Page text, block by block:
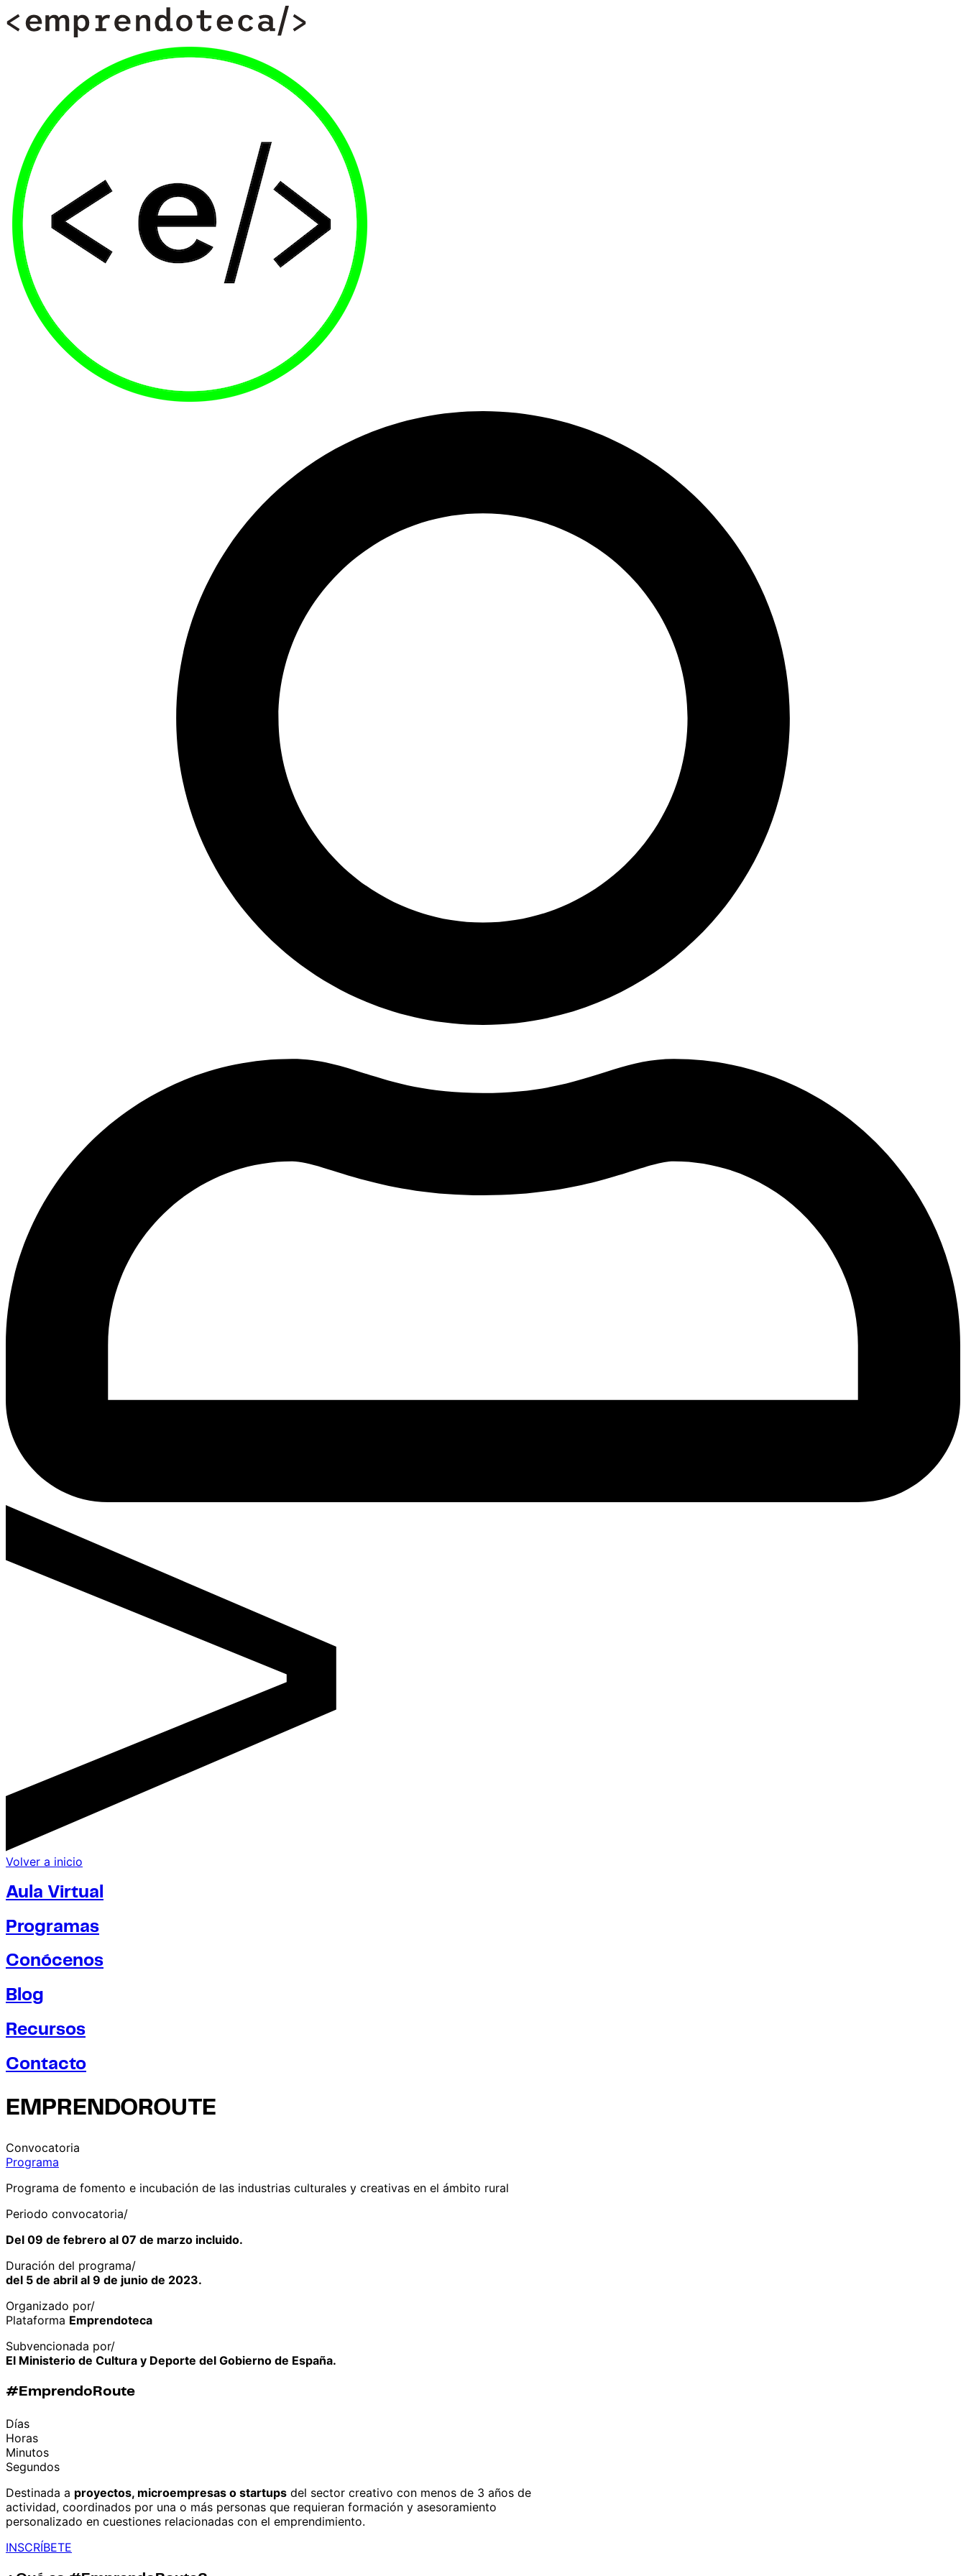
Volver a inicio
Aula Virtual
Programas
Conócenos
Blog
Recursos
Contacto
EMPRENDOROUTE
Convocatoria
Programa
Programa de fomento e incubación de las industrias culturales y creativas en el ámbito rural
Periodo convocatoria/
Del 09 de febrero al 07 de marzo incluido.
Duración del programa/
del 5 de abril al 9 de junio de 2023.
Organizado por/
Plataforma Emprendoteca
Subvencionada por/
El Ministerio de Cultura y Deporte del Gobierno de España.
#EmprendoRoute
Días
Horas
Minutos
Segundos
Destinada a proyectos, microempresas o startups del sector creativo con menos de 3 años de
actividad, coordinados por una o más personas que requieran formación y asesoramiento
personalizado en cuestiones relacionadas con el emprendimiento.
INSCRÍBETE